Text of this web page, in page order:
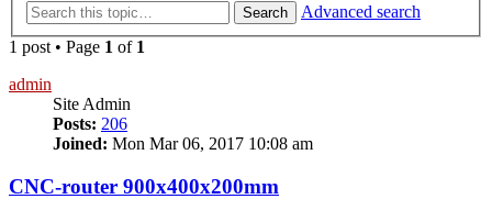
Search
Advanced search
1 post • Page 1 of 1
admin
Site Admin
Posts: 206
Joined: Mon Mar 06, 2017 10:08 am
CNC-router 900x400x200mm